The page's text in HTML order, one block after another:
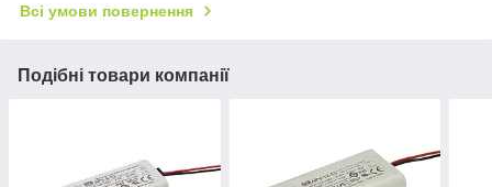
Всі умови повернення
Подібні товари компанії